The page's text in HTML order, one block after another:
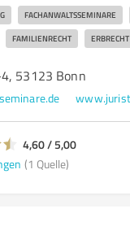
FACHANWALTSSEMINARE
FAMILIENRECHT ERBRECHT
53123 Bonn
4,60 / 5,00
(1 Quelle)